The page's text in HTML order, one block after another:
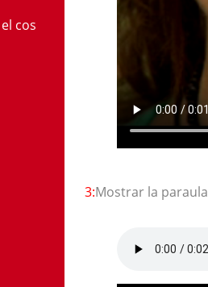
cos
3:Mostrar la paraula